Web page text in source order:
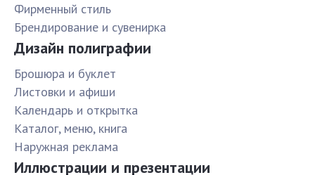
Фирменный стиль
Брендирование и сувенирка
Дизайн полиграфии
Брошюра и буклет
Листовки и афиши
Календарь и открытка
Каталог, меню, книга
Наружная реклама
Иллюстрации и презентации